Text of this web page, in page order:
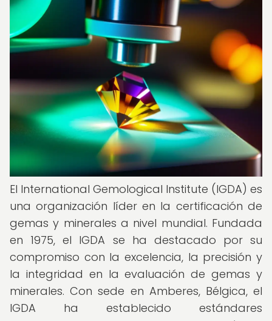
El International Gemological Institute (IGDA) es
una organización líder en la certificación de
gemas y minerales a nivel mundial. Fundada
en 1975, el IGDA se ha destacado por su
compromiso con la excelencia, la precisión y
la integridad en la evaluación de gemas y
minerales. Con sede en Amberes, Bélgica, el
IGDA ha establecido estándares